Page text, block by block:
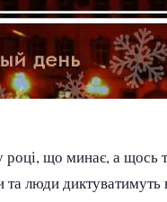
що минає, а щось
люди